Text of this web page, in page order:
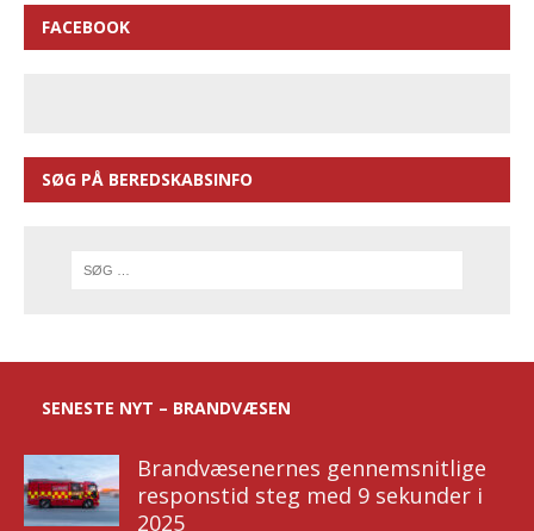
FACEBOOK
SØG PÅ BEREDSKABSINFO
SENESTE NYT – BRANDVÆSEN
Brandvæsenernes gennemsnitlige
responstid steg med 9 sekunder i
2025